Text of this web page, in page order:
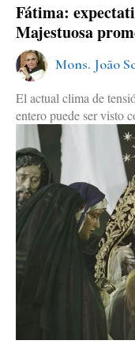
Fátima:
Majestuosa
Mons. João
El actual clima de
entero puede ser visto